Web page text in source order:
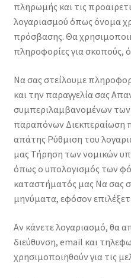
πληρωμής και τις
λογαριασμού όπως όνομα
πρόσβασης. Θα
πληροφορίες για σκοπούς,
Να σας στείλουμε
και την παραγγελία σας
συμπεριλαμβανομένων
παραπόνων Διεκπεραίωση
απάτης Ρύθμιση του
μας Τήρηση των νομικών
όπως ο υπολογισμός των
καταστήματός μας Να σας
μηνύματα, εφόσον
Αν κάνετε λογαριασμό, θα
διεύθυνση, email και
χρησιμοποιηθούν για τις